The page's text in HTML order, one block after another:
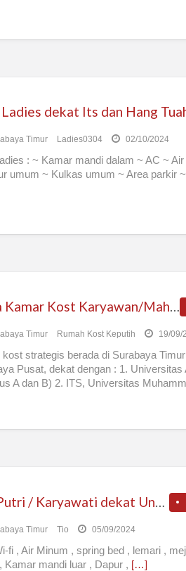
dekat Its dan Hang
Timur Ladies0304 02/10/2024
: ~ Kamar mandi dalam ~ AC ~
umum ~ Kulkas umum ~ Area parkir
Sewa Kamar Kost Karyawan/Mahasiswa
Timur Rumah Kost Keputih 19/09/
kost strategis berada di Surabaya
Pusat, dekat dengan : 1. Universitas
A dan B) 2. ITS, Universitas
Timur Tio 05/09/2024
fi , Air Minum , spring bed , lemari ,
Kamar mandi luar , Dapur , […]